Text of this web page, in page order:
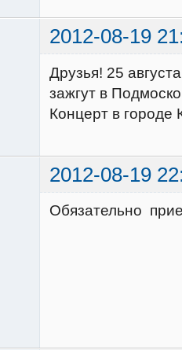
2012-08-19
Друзья! 25
зажгут в
Концерт в городе
2012-08-19
Обязательно